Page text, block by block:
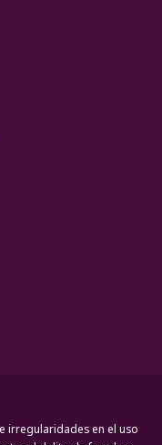
irregularidades en el uso